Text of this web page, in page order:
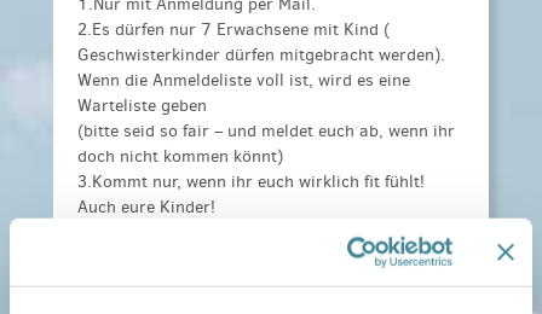
2.Es dürfen nur 7 Erwachsene mit Kind (
Geschwisterkinder dürfen mitgebracht werden).
Wenn die Anmeldeliste voll ist, wird es eine
Warteliste geben
(bitte seid so fair – und meldet euch ab, wenn ihr
doch nicht kommen könnt)
3.Kommt nur, wenn ihr euch wirklich fit fühlt!
Auch eure Kinder!
Anmeldeinformationen:Unter: